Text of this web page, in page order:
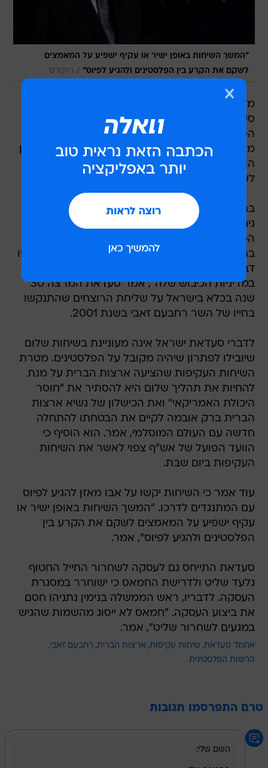
"המשך השיחות באופן ישיר או עקיף ישפיע על המאמצים
לשקם את הקרע בין הפלסטינים ולהגיע לפיוס" / רויטרס
מזכ"ל החזית העממית לשחרור פלסטין, אחמד
סעדאת, אמר היום (רביעי) כי ניתן יהיה לפתור את
הסכסוך במזרח התיכון רק באמצעות יצירתה של
מדינה אחת אותה יחלקו פלסטינים ויהודים. "הפתרון
הוא של מדינה אחת ולא של שתי מדינות. אין סיכוי
לשום הסדר אחר", אמר.
בתשובות שמסר סעדאת לסוכנות הידיעות רויטרס
גינה מזכ"ל החזית העממית את הפלסטינים
המשתתפים בשיחות העקיפות אשר יתחילו בקרוב
בתיווך של ארצות הברית. "השיחות העקיפות לא יהיו
דבר מלבד מסווה שיאפשר לישראל להמשיך
במדיניות הכיבוש שלה", אמר סעדאת המרצה 30
שנה בכלא בישראל על שליחת הרוצחים שהתנקשו
בחייו של השר רחבעם זאבי בשנת 2001.
לדברי סעדאת ישראל אינה מעוניינת בשיחות שלום
שיובילו לפתרון שיהיה מקובל על הפלסטינים. מטרת
השיחות העקיפות שהציעה ארצות הברית על מנת
להחיות את תהליך שלום היא להסתיר את "חוסר
היכולת האמריקאי" ואת הכישלון של נשיא ארצות
הברית ברק אובמה לקיים את הבטחתו להתחלה
חדשה עם העולם המוסלמי, אמר. הוא הוסיף כי
הוועד הפועל של אש"ף צפוי לאשר את השיחות
העקיפות ביום שבת.
עוד אמר כי השיחות יקשו על אבו מאזן להגיע לפיוס
עם המתנגדים לדרכו. "המשך השיחות באופן ישיר או
עקיף ישפיע על המאמצים לשקם את הקרע בין
הפלסטינים ולהגיע לפיוס", אמר.
סעדאת התייחס גם לעסקה לשחרור החייל החטוף
גלעד שליט ולדרישת החמאס כי ישוחרר במסגרת
העסקה. לדבריו, ראש הממשלה בנימין נתניהו חסם
את ביצוע העסקה. "חמאס לא ייסוג מהשמות שהגיש
במגעים לשחרור שליט", אמר.
אחמד סעדאת שיחות עקיפות ארצות הברית רחבעם זאבי
הרשות הפלסטינית
טרם התפרסמו תגובות